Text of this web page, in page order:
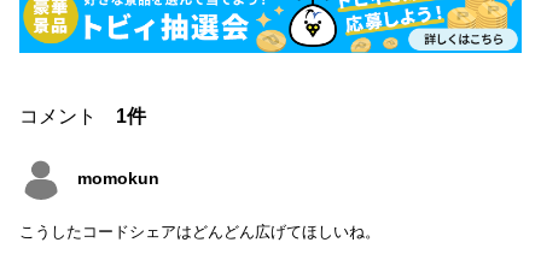
コメント 1件
momokun
こうしたコードシェアはどんどん広げてほしいね。